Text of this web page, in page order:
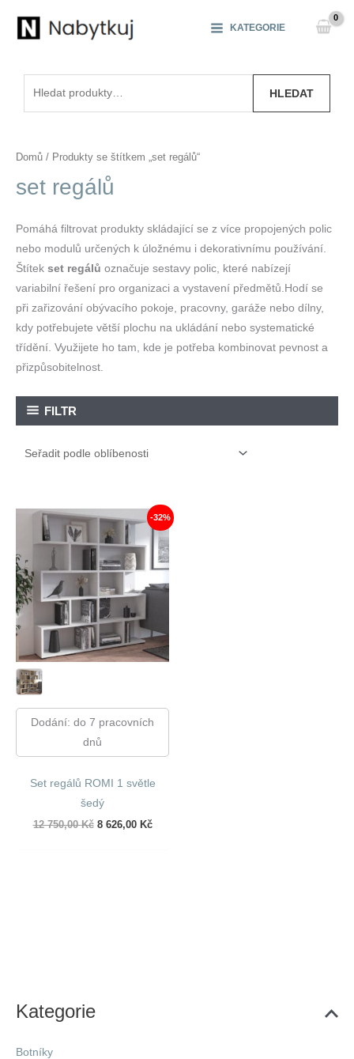
KATEGORIE
HLEDAT
Kategorie
Botníky
Domů / Produkty se štítkem „set regálů“
set regálů
Pomáhá filtrovat produkty skládající se z více propojených polic
nebo modulů určených k úložnému i dekorativnímu používání.
Štítek set regálů označuje sestavy polic, které nabízejí
variabilní řešení pro organizaci a vystavení předmětů.Hodí se
při zařizování obývacího pokoje, pracovny, garáže nebo dílny,
kdy potřebujete větší plochu na ukládání nebo systematické
třídění. Využijete ho tam, kde je potřeba kombinovat pevnost a
přizpůsobitelnost.
FILTR
-32%
Dodání: do 7 pracovních
dnů
Set regálů ROMI 1 světle
šedý
12 750,00Kč Původní
8 626,00 KčAktuální